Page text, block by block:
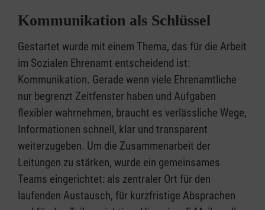
Kommunikation als Schlüssel
Gestartet wurde mit einem Thema, das für die Arbeit
im Sozialen Ehrenamt entscheidend ist:
Kommunikation. Gerade wenn viele Ehrenamtliche
nur begrenzt Zeitfenster haben und Aufgaben
flexibler wahrnehmen, braucht es verlässliche Wege,
Informationen schnell, klar und transparent
weiterzugeben. Um die Zusammenarbeit der
Leitungen zu stärken, wurde ein gemeinsames
Teams eingerichtet: als zentraler Ort für den
laufenden Austausch, für kurzfristige Absprachen